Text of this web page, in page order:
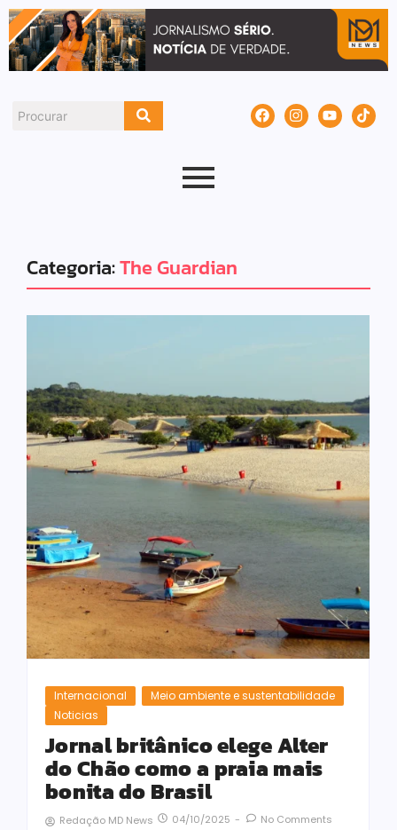
Categoria:The Guardian
Internacional
Meio ambiente e sustentabilidade
Noticias
Jornal britânico elege Alter
do Chão como a praia mais
bonita do Brasil
Redação MD News 04/10/2025 - No Comments